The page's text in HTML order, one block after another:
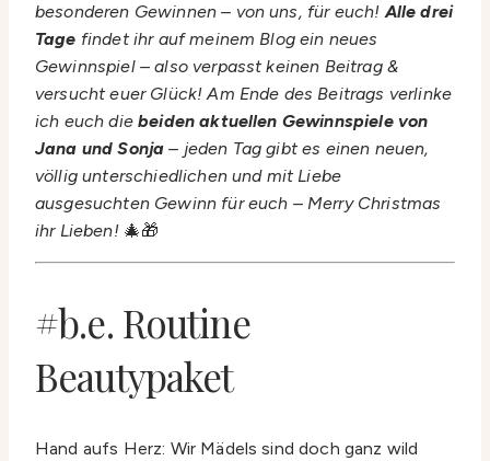
besonderen Gewinnen – von uns, für euch!Alle drei
Tage findet ihr auf meinem Blog ein neues
Gewinnspiel – also verpasst keinen Beitrag &
versucht euer Glück! Am Ende des Beitrags verlinke
ich euch diebeiden aktuellen Gewinnspiele von
Jana und Sonja – jeden Tag gibt es einen neuen,
völlig unterschiedlichen und mit Liebe
ausgesuchten Gewinn für euch – Merry Christmas
ihr Lieben! 🎄🎁
#b.e. Routine
Beautypaket
Hand aufs Herz: Wir Mädels sind doch ganz wild